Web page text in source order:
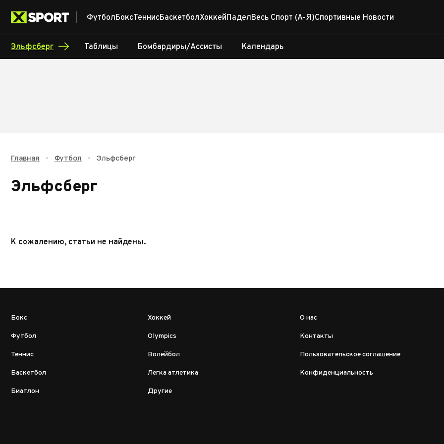
ФутболБоксТеннисБаскетболХоккейПаделВесь Спорт (А-Я)Спортивные Новости
Эльфсберг Таблицы Бомбардиры/Ассисты Календарь
Главная • Футбол • Эльфсберг
Эльфсберг
К сожалению, статьи не найдены.
Бокс
Футбол
Теннис
Баскетбол
Биатлон
Хоккей
Olympics
Волейбол
Легка атлетика
Другие
О нас
Контакты
Пользовательское соглашение
Конфиденциальность